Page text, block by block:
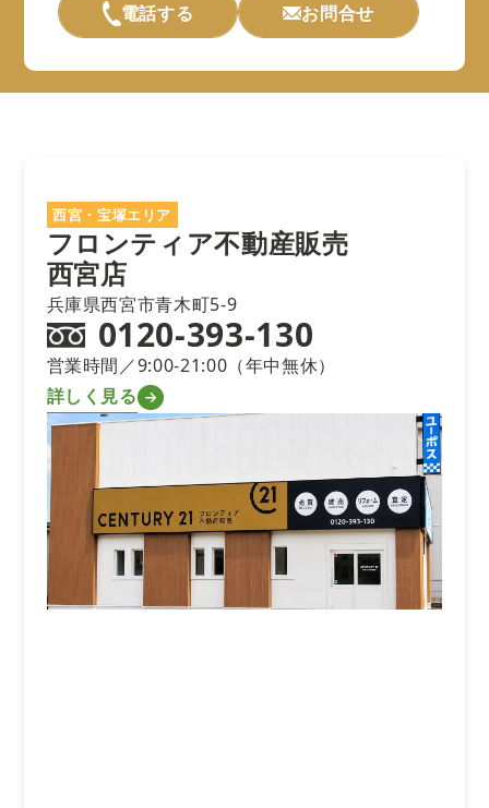
電話する お問合せ
西宮・宝塚エリア
フロンティア不動産販売
西宮店
兵庫県西宮市青木町5-9
0120-393-130
営業時間／9:00-21:00（年中無休）
詳しく見る